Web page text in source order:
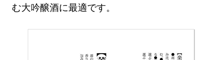
む大吟醸酒に最適です。